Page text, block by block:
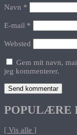
Navn *
E-mail *
Websted
Gem mit navn,
jeg kommenterer.
POPULÆRE
[ Vis alle ]